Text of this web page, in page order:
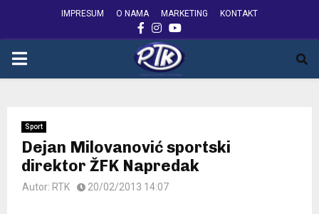
IMPRESUM O NAMA MARKETING KONTAKT
FACEBOOK
INSTAGRAM
YOUTUBE
PRIMARY
Sport
Dejan Milovanović sportski
direktor ŽFK Napredak
Autor: RTK 20/02/2013 14:07